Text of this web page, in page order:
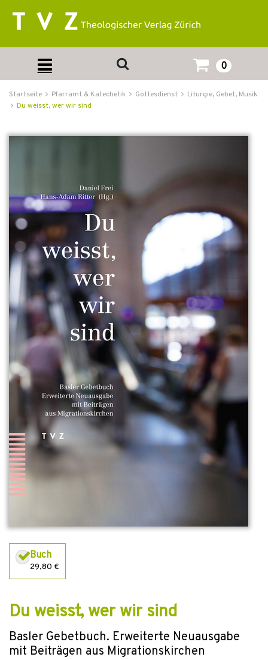
0
Startseite Pfarramt & Katechetik Gottesdienst
Liturgie, Gebet, Musik
Du weisst, wer wir sind
Buch
29,80 €
Du weisst, wer wir sind
Basler Gebetbuch. Erweiterte Neuausgabe
mit Beiträgen aus Migrationskirchen